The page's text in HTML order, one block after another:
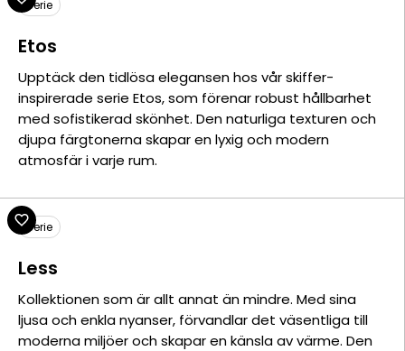
Serie
Etos
Upptäck den tidlösa elegansen hos vår skiffer-
inspirerade serie Etos, som förenar robust hållbarhet
med sofistikerad skönhet. Den naturliga texturen och
djupa färgtonerna skapar en lyxig och modern
atmosfär i varje rum.
Serie
Less
Kollektionen som är allt annat än mindre. Med sina
ljusa och enkla nyanser, förvandlar det väsentliga till
moderna miljöer och skapar en känsla av värme. Den